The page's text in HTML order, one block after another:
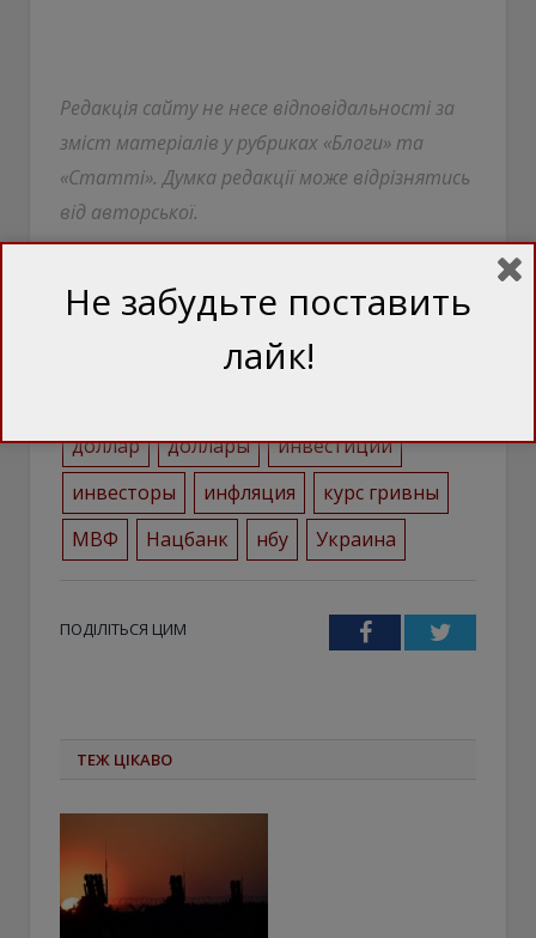
Редакція сайту не несе відповідальності за
зміст матеріалів у рубриках «Блоги» та
«Статті». Думка редакції може відрізнятись
від авторської.
Владимир Зеленский
доллар
доллары
инвестиции
инвесторы
инфляция
курс гривны
МВФ
Нацбанк нбу Украина
ПОДІЛІТЬСЯ ЦИМ FacebookTwitter
ТЕЖ ЦІКАВО
Не забудьте поставить
лайк!